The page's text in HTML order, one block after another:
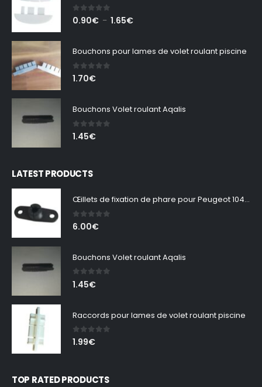
0 out of 5
0.90€ – 1.65€Plage
0.90€
Bouchons pour lames de volet roulant piscine
0 out of 5
1.70€
Bouchons Volet roulant Aqalis
0 out of 5
1.45€
LATEST PRODUCTS
Œillets de fixation de phare pour Peugeot 104 – Lot de 2
0 out of 5
6.00€
Bouchons Volet roulant Aqalis
0 out of 5
1.45€
Raccords pour lames de volet roulant piscine
0 out of 5
1.99€
TOP RATED PRODUCTS